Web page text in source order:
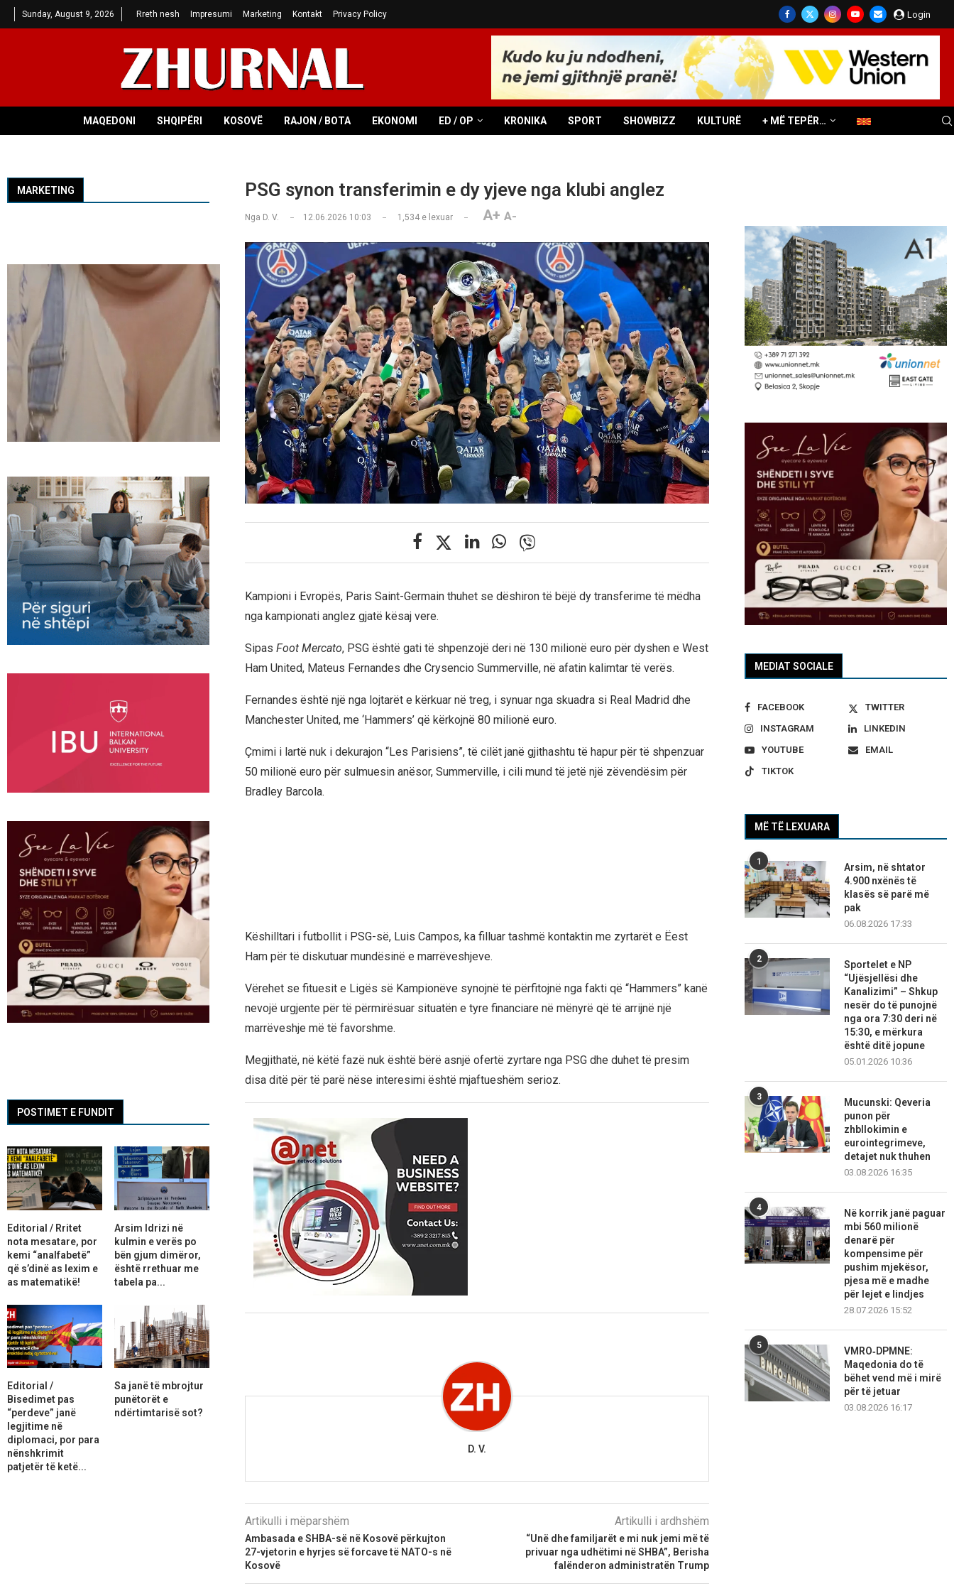
Sunday, August 9, 2026 Rreth nesh Impresumi Marketing Kontakt Privacy Policy Login
MAQEDONI SHQIPËRI KOSOVË RAJON / BOTA EKONOMI ED / OP KRONIKA SPORT SHOWBIZZ KULTURË + MË TEPËR…
PSG synon transferimin e dy yjeve nga klubi anglez
Nga D. V. 12.06.2026 10:03 1,534e lexuar A+ A-
Kampioni i Evropës, Paris Saint-Germain thuhet se dëshiron të bëjë dy transferime të mëdha
nga kampionati anglez gjatë kësaj vere.
Sipas Foot Mercato, PSG është gati të shpenzojë deri në 130 milionë euro për dyshen e West
Ham United, Mateus Fernandes dhe Crysencio Summerville, në afatin kalimtar të verës.
Fernandes është një nga lojtarët e kërkuar në treg, i synuar nga skuadra si Real Madrid dhe
Manchester United, me ‘Hammers’ që kërkojnë 80 milionë euro.
Çmimi i lartë nuk i dekurajon “Les Parisiens”, të cilët janë gjithashtu të hapur për të shpenzuar
50 milionë euro për sulmuesin anësor, Summerville, i cili mund të jetë një zëvendësim për
Bradley Barcola.
Këshilltari i futbollit i PSG-së, Luis Campos, ka filluar tashmë kontaktin me zyrtarët e Ëest
Ham për të diskutuar mundësinë e marrëveshjeve.
Vërehet se fituesit e Ligës së Kampionëve synojnë të përfitojnë nga fakti që “Hammers” kanë
nevojë urgjente për të përmirësuar situatën e tyre financiare në mënyrë që të arrijnë një
marrëveshje më të favorshme.
Megjithatë, në këtë fazë nuk është bërë asnjë ofertë zyrtare nga PSG dhe duhet të presim
disa ditë për të parë nëse interesimi është mjaftueshëm serioz.
D. V.
Artikulli i mëparshëm
Ambasada e SHBA-së në Kosovë përkujton
27-vjetorin e hyrjes së forcave të NATO-s në
Kosovë
Artikulli i ardhshëm
“Unë dhe familjarët e mi nuk jemi më të
privuar nga udhëtimi në SHBA”, Berisha
falënderon administratën Trump
MEDIAT SOCIALE
FACEBOOK
TWITTER
INSTAGRAM
LINKEDIN
YOUTUBE
EMAIL
TIKTOK
MË TË LEXUARA
1
Arsim, në shtator
4.900 nxënës të
klasës së parë më
pak
06.08.2026 17:33
2
Sportelet e NP
“Ujësjellësi dhe
Kanalizimi” – Shkup
nesër do të punojnë
nga ora 7:30 deri në
15:30, e mërkura
është ditë jopune
05.01.2026 10:36
3
Mucunski: Qeveria
punon për
zhbllokimin e
eurointegrimeve,
detajet nuk thuhen
03.08.2026 16:35
4
Në korrik janë paguar
mbi 560 milionë
denarë për
kompensime për
pushim mjekësor,
pjesa më e madhe
për lejet e lindjes
28.07.2026 15:52
5
VMRO‑DPMNE:
Maqedonia do të
bëhet vend më i mirë
për të jetuar
03.08.2026 16:17
MARKETING
POSTIMET E FUNDIT
Editorial / Rritet
nota mesatare, por
kemi “analfabetë”
që s’dinë as lexim e
as matematikë!
Arsim Idrizi në
kulmin e verës po
bën gjum dimëror,
është rrethuar me
tabela pa...
Editorial /
Bisedimet pas
“perdeve” janë
legjitime në
diplomaci, por para
nënshkrimit
patjetër të ketë...
Sa janë të mbrojtur
punëtorët e
ndërtimtarisë sot?